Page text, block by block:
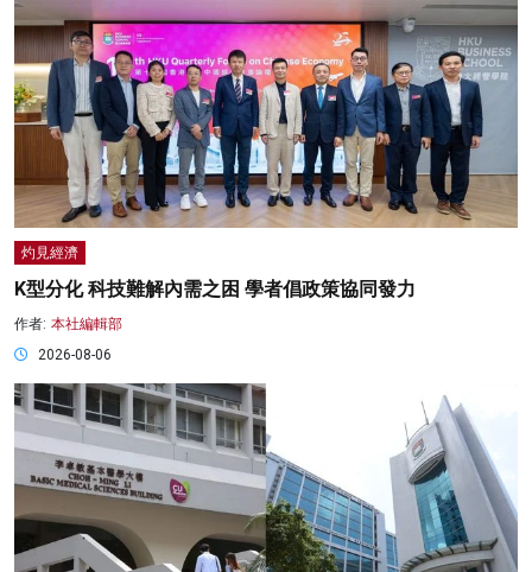
灼見經濟
K型分化 科技難解內需之困 學者倡政策協同發力
作者: 本社編輯部
2026-08-06